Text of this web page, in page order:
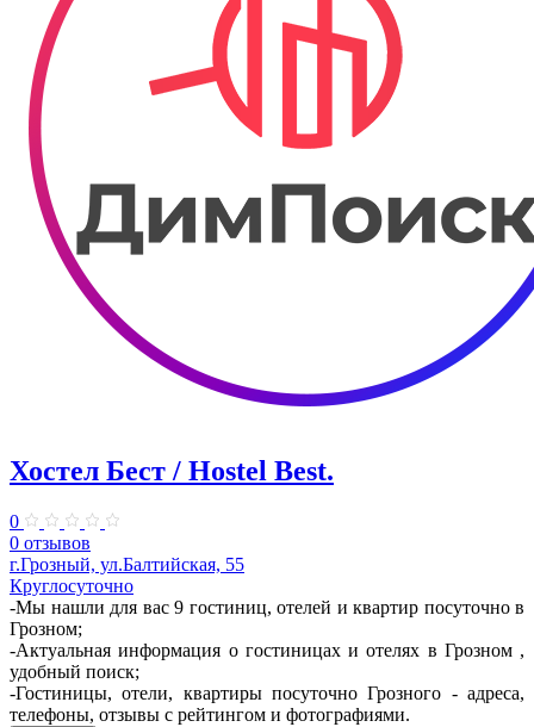
Хостел Бест / Hostel Best.
0
0 отзывов
г.Грозный, ул.Балтийская, 55
Круглосуточно
-Мы нашли для вас 9 гостиниц, отелей и квартир посуточно в
Грозном;
-Актуальная информация о гостиницах и отелях в Грозном ,
удобный поиск;
-Гостиницы, отели, квартиры посуточно Грозного - адреса,
телефоны, отзывы с рейтингом и фотографиями.